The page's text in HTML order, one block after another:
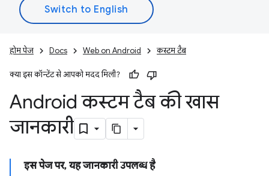
होम पेज Docs Web on Android कस्‍टम टैब
क्या इस कॉन्टेंट से आपको मदद मिली?
Android कस्टम टैब की खास
जानकारी
इस पेज पर, यह जानकारी उपलब्ध है